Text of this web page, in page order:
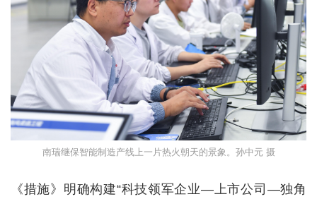
南瑞继保智能制造产线上一片热火朝天的景象。孙中元 摄
《措施》明确构建“科技领军企业—上市公司—独角